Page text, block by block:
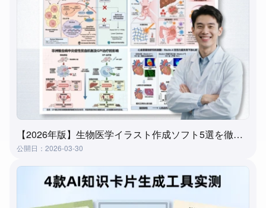
【2026年版】生物医学イラスト作成ソフト5選を徹底比較｜失敗しない選び方
公開日：2026-03-30